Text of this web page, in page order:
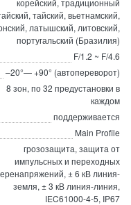
корейский, традиционный
тайский, вьетнамский,
латышский, литовский,
португальский (Бразилия)
F/1.2 ~ F/4.6
–20°— +90° (автопереворот)
8 зон, по 32 предустановки в
каждом
поддерживается
Main Profile
грозозащита, защита от
импульсных и переходных
± 6 кВ линия-
земля, ± 3 кВ линия-линия,
IEC61000-4-5, IP67